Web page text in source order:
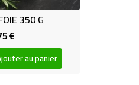
350 G
€
au panier